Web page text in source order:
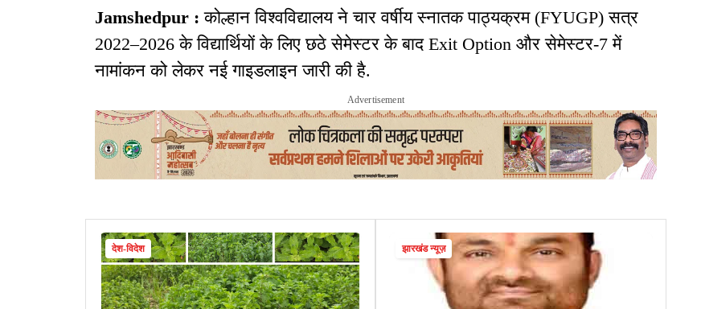
Jamshedpur : कोल्हान विश्वविद्यालय ने चार वर्षीय स्नातक पाठ्यक्रम (FYUGP) सत्र
2022–2026 के विद्यार्थियों के लिए छठे सेमेस्टर के बाद Exit Option और सेमेस्टर-7 में
नामांकन को लेकर नई गाइडलाइन जारी की है.
Advertisement
देश-विदेश झारखंड न्यूज़